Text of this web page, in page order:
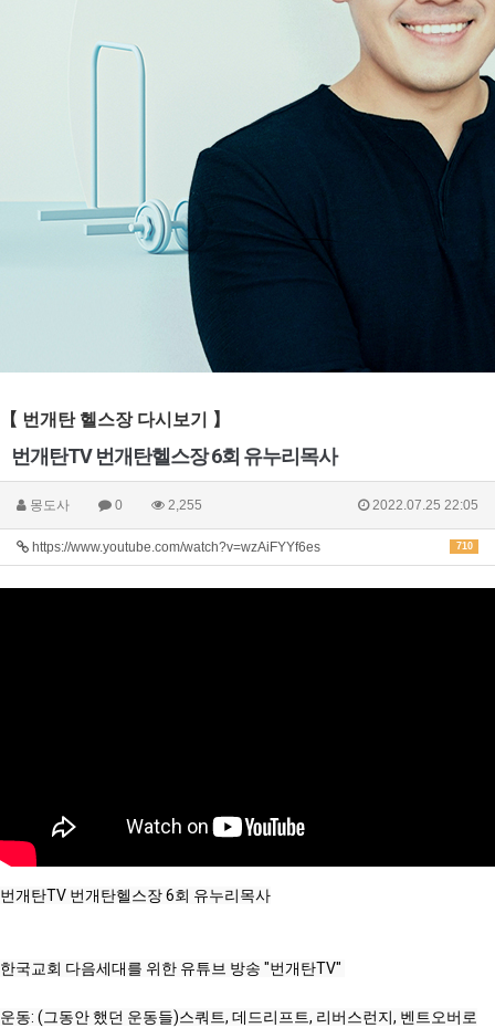
【 번개탄 헬스장다시보기 】
번개탄TV 번개탄헬스장 6회 유누리목사
몽도사 0 2,255 2022.07.25 22:05
710
https://www.youtube.com/watch?v=wzAiFYYf6es
번개탄TV 번개탄헬스장 6회 유누리목사
한국교회 다음세대를 위한 유튜브 방송 "번개탄TV"
운동: (그동안 했던 운동들)스쿼트, 데드리프트, 리버스런지, 벤트오버로